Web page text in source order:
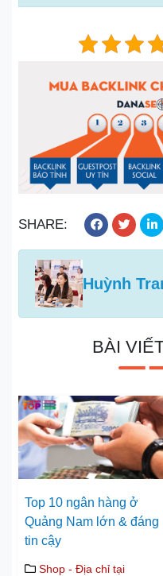
SHARE:
Huỳnh
BÀI
Top 10 ngân hàng ở
Quảng Nam lớn & đáng
tin cậy
Shop - Địa chỉ tại